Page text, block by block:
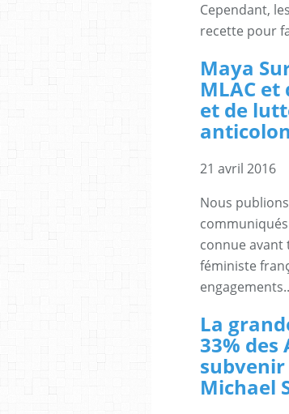
Cependant,
recette pour
Maya
MLAC
et de
21 avril 2016
Nous
connue avant
féministe
La
33%
Michael